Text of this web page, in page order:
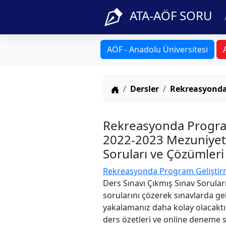
ATA-AÖF SORU
AÖF - Anadolu Üniversitesi
Anasayfa
Dersler
Rekreasyonda
2022-2023 Mezuniyet
Soruları ve Çözümleri
Rekreasyonda Program
Ders Sınavı Çıkmış Sınav
sorularını çözerek sınavlarda
yakalamanız daha kolay
ders özetleri ve online deneme